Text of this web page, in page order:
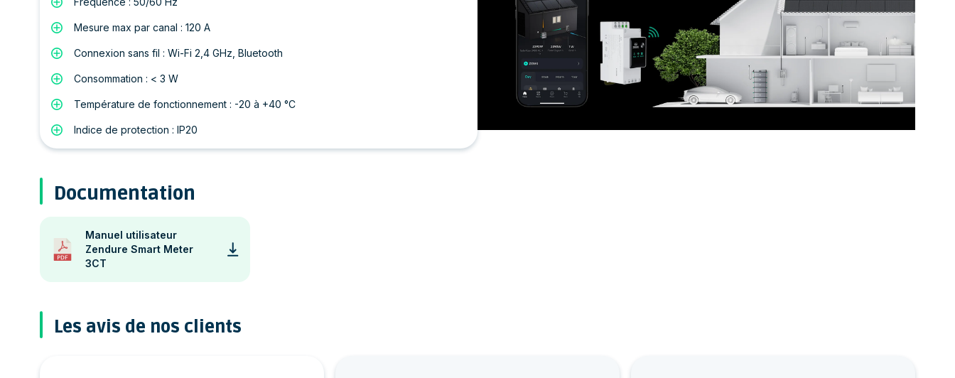
Mesure max par canal : 120 A
Connexion sans fil : Wi-Fi 2,4 GHz, Bluetooth
Consommation : < 3 W
Température de fonctionnement : -20 à +40 °C
Indice de protection : IP20
Documentation
Manuel utilisateur
Zendure Smart Meter
3CT
Les avis de nos clients